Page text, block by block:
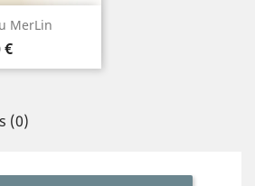
MerLin
€
(0)